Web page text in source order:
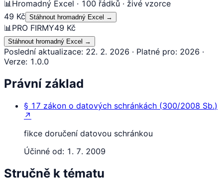
📊 Hromadný Excel · 100 řádků · živé vzorce
49 Kč Stáhnout hromadný Excel →
📊 PRO FIRMY49 Kč
Stáhnout hromadný Excel →
Poslední aktualizace: 22. 2. 2026 · Platné pro: 2026 ·
Verze: 1.0.0
Právní základ
§ 17 zákon o datových schránkách (300/2008 Sb.)
↗
fikce doručení datovou schránkou
Účinné od: 1. 7. 2009
Stručně k tématu